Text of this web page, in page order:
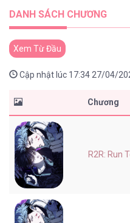
DANH SÁCH CHƯƠNG
Xem Từ Đầu
Cập nhật lúc 17:34 27/04/
Chương
R2R: Run